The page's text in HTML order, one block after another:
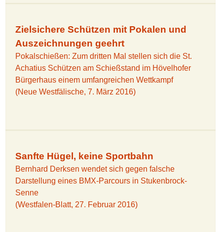
Zielsichere Schützen mit Pokalen und
Auszeichnungen geehrt
Pokalschießen: Zum dritten Mal stellen sich die St.
Achatius Schützen am Schießstand im Hövelhofer
Bürgerhaus einem umfangreichen Wettkampf
(Neue Westfälische, 7. März 2016)
Sanfte Hügel, keine Sportbahn
Bernhard Derksen wendet sich gegen falsche
Darstellung eines BMX-Parcours in Stukenbrock-
Senne
(Westfalen-Blatt, 27. Februar 2016)